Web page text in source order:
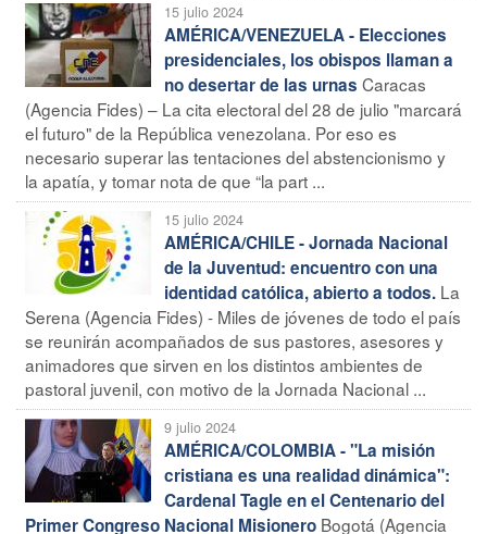
15 julio 2024
AMÉRICA/VENEZUELA - Elecciones
presidenciales, los obispos llaman a
no desertar de las urnas Caracas
(Agencia Fides) – La cita electoral del 28 de julio "marcará
el futuro" de la República venezolana. Por eso es
necesario superar las tentaciones del abstencionismo y
la apatía, y tomar nota de que “la part ...
15 julio 2024
AMÉRICA/CHILE - Jornada Nacional
de la Juventud: encuentro con una
identidad católica, abierto a todos. La
Serena (Agencia Fides) - Miles de jóvenes de todo el país
se reunirán acompañados de sus pastores, asesores y
animadores que sirven en los distintos ambientes de
pastoral juvenil, con motivo de la Jornada Nacional ...
9 julio 2024
AMÉRICA/COLOMBIA - "La misión
cristiana es una realidad dinámica":
Cardenal Tagle en el Centenario del
Primer Congreso Nacional Misionero Bogotá (Agencia